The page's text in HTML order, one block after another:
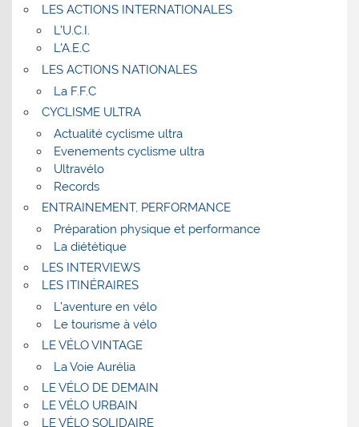
LES ACTIONS INTERNATIONALES
L’U.C.I.
L’A.E.C
LES ACTIONS NATIONALES
La F.F.C
CYCLISME ULTRA
Actualité cyclisme ultra
Evenements cyclisme ultra
Ultravélo
Records
ENTRAINEMENT, PERFORMANCE
Préparation physique et performance
La diététique
LES INTERVIEWS
LES ITINÉRAIRES
L’aventure en vélo
Le tourisme à vélo
LE VÉLO VINTAGE
La Voie Aurélia
LE VÉLO DE DEMAIN
LE VÉLO URBAIN
LE VÉLO SOLIDAIRE